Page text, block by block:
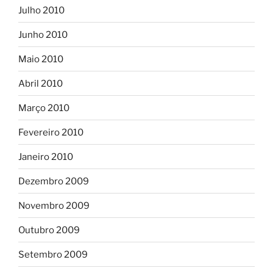
Julho 2010
Junho 2010
Maio 2010
Abril 2010
Março 2010
Fevereiro 2010
Janeiro 2010
Dezembro 2009
Novembro 2009
Outubro 2009
Setembro 2009